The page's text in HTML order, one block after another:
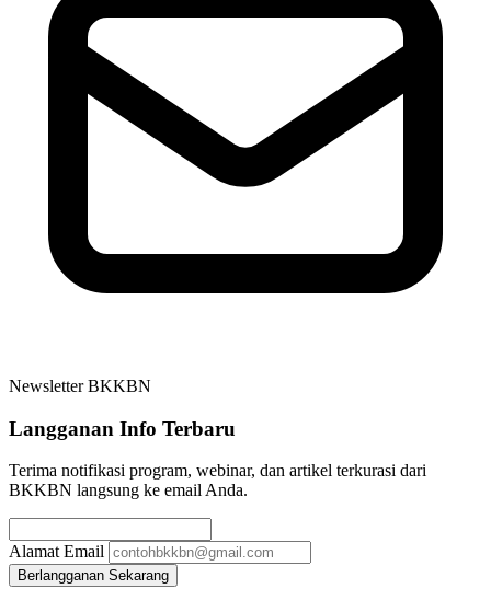
Newsletter BKKBN
Langganan Info Terbaru
Terima notifikasi program, webinar, dan artikel terkurasi dari
BKKBN langsung ke email Anda.
Alamat Email
Berlangganan Sekarang